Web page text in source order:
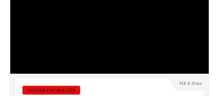
Há 6 dias
DEFESA DA MULHER